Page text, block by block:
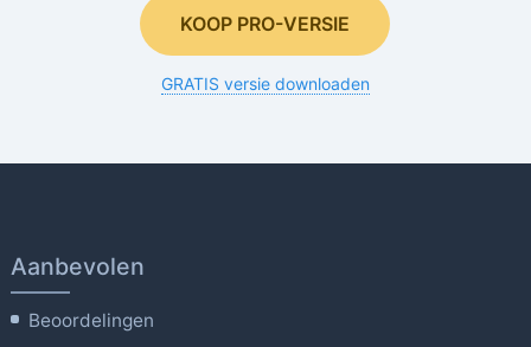
KOOP PRO-VERSIE
GRATIS versie downloaden
Aanbevolen
Beoordelingen